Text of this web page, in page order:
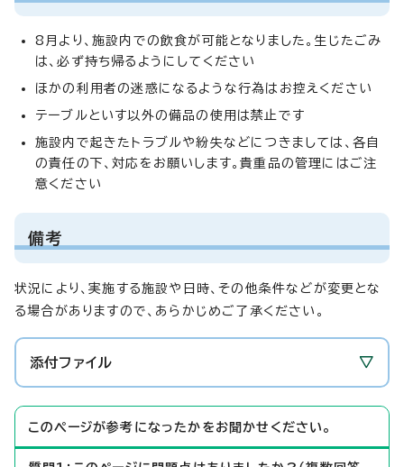
8月より、施設内での飲食が可能となりました。生じたごみ
は、必ず持ち帰るようにしてください
ほかの利用者の迷惑になるような行為はお控えください
テーブルといす以外の備品の使用は禁止です
施設内で起きたトラブルや紛失などにつきましては、各自
の責任の下、対応をお願いします。貴重品の管理にはご注
意ください
備考
状況により、実施する施設や日時、その他条件などが変更とな
る場合がありますので、あらかじめご了承ください。
添付ファイル
このページが参考になったかをお聞かせください。